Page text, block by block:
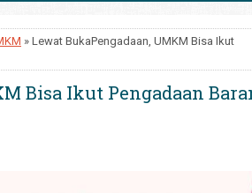
» Lewat BukaPengadaan, UMKM Bisa Ikut
Bisa Ikut Pengadaan